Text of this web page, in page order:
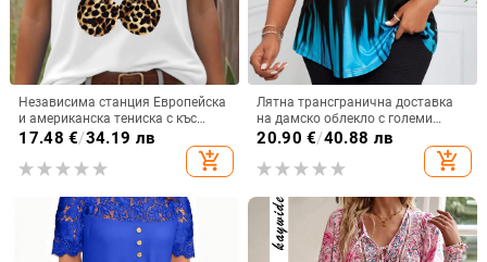
Независима станция Европейска
и американска тениска с къс
ръкав, дамска черешова
леопардова щампа, черешова
кръгла яка, свободна тениска с
трансграничен износ
17.48 €/34.19 лв
add_shopping_cart
Лятна трансгранична доставка
на дамско облекло с големи
размери, 3D дигитален
градиентен печат, тениска с къс
ръкав, кръгло деколте и отворени
20.90 €/40.88 лв
add_shopping_cart